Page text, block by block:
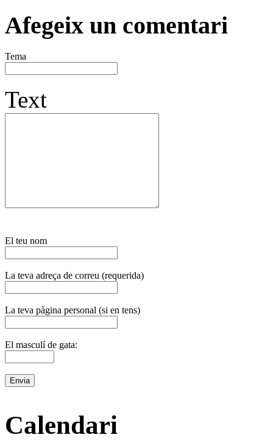
Afegeix un comentari
Tema
Text
El teu nom
La teva adreça de correu (requerida)
La teva pàgina personal (si en tens)
El masculí de gata:
Calendari